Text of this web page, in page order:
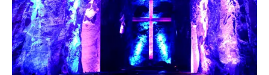
drone…
Le Petit General Napraleon Bonabowo
Fansboy Siluman Kalkun
05/10/2020